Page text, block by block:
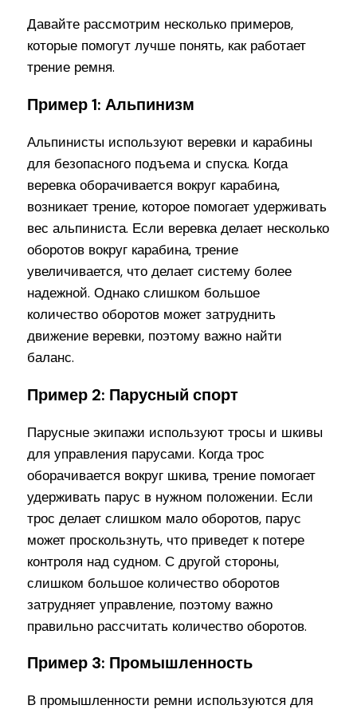
Давайте рассмотрим несколько примеров,
которые помогут лучше понять, как работает
трение ремня.
Пример 1: Альпинизм
Альпинисты используют веревки и карабины
для безопасного подъема и спуска. Когда
веревка оборачивается вокруг карабина,
возникает трение, которое помогает удерживать
вес альпиниста. Если веревка делает несколько
оборотов вокруг карабина, трение
увеличивается, что делает систему более
надежной. Однако слишком большое
количество оборотов может затруднить
движение веревки, поэтому важно найти
баланс.
Пример 2: Парусный спорт
Парусные экипажи используют тросы и шкивы
для управления парусами. Когда трос
оборачивается вокруг шкива, трение помогает
удерживать парус в нужном положении. Если
трос делает слишком мало оборотов, парус
может проскользнуть, что приведет к потере
контроля над судном. С другой стороны,
слишком большое количество оборотов
затрудняет управление, поэтому важно
правильно рассчитать количество оборотов.
Пример 3: Промышленность
В промышленности ремни используются для